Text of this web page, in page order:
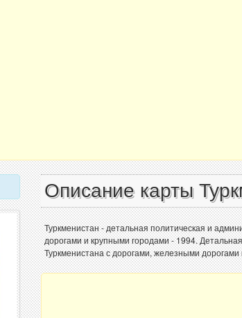
Описание карты
Туркменистан - детальная политическая и
дорогами и крупными городами - 1994.
Туркменистана с дорогами, железными